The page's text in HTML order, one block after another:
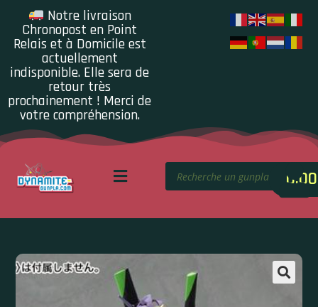
Notre livraison
Chronopost en Point
Relais et à Domicile est
actuellement
indisponible. Elle sera de
retour très
prochainement ! Merci de
votre compréhension.
0.00